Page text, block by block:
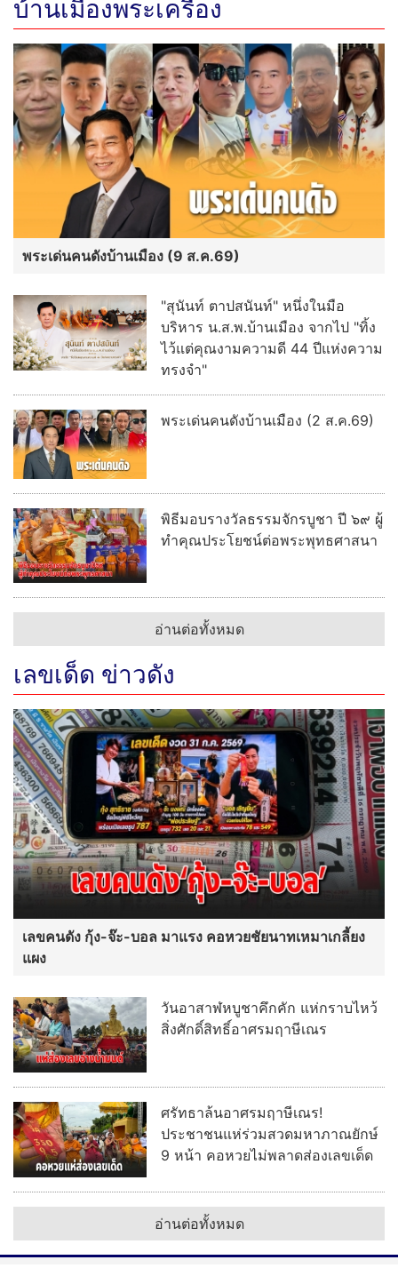
บ้านเมืองพระเครื่อง
พระเด่นคนดังบ้านเมือง (9 ส.ค.69)
"สุนันท์ ตาปสนันท์" หนึ่งในมือ
บริหาร น.ส.พ.บ้านเมือง จากไป "ทิ้ง
ไว้แต่คุณงามความดี 44 ปีแห่งความ
ทรงจำ"
พระเด่นคนดังบ้านเมือง (2 ส.ค.69)
พิธีมอบรางวัลธรรมจักรบูชา ปี ๖๙ ผู้
ทำคุณประโยชน์ต่อพระพุทธศาสนา
อ่านต่อทั้งหมด
เลขเด็ด ข่าวดัง
เลขคนดัง กุ้ง-จ๊ะ-บอล มาแรง คอหวยชัยนาทเหมาเกลี้ยง
แผง
วันอาสาฬหบูชาคึกคัก แห่กราบไหว้
สิ่งศักดิ์สิทธิ์อาศรมฤาษีเณร
ศรัทธาล้นอาศรมฤาษีเณร!
ประชาชนแห่ร่วมสวดมหาภาณยักษ์
9 หน้า คอหวยไม่พลาดส่องเลขเด็ด
อ่านต่อทั้งหมด